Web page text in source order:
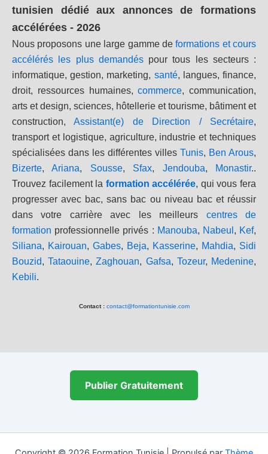
tunisien dédié aux annonces de formations
accélérées - 2026
Nous proposons une large gamme deformations et cours
accélérés les plus demandéspour tous les secteurs :
informatique, gestion, marketing, santé, langues, finance,
droit, ressources humaines,commerce, communication,
arts et design, sciences, hôtellerie et tourisme, bâtiment et
construction,Assistant(e) de Direction / Secrétaire,
transport et logistique, agriculture, industrie et techniques
spécialisées dans les différentes villes Tunis, Ben Arous,
Bizerte,Ariana, Sousse, Sfax, Jendouba, Monastir..
Trouvez facilement la formation accélérée, qui vous fera
progresser avec bac, sans bac ou niveau bac et réussir
dans votre carrière avec les meilleurs centres de
formation professionnelle privés : Manouba, Nabeul , Kef,
Siliana, Kairouan, Gabes, Beja, Kasserine, Mahdia, Sidi
Bouzid,Tataouine,Zaghouan, Gafsa, Tozeur, Medenine,
Kebili.
Contact : contact@formationtunisie.com
Publier Gratuitement